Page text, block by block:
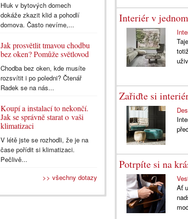
Interiér v
Zařiďte si
Potrpíte si na
Ať
Hluk v bytových domech
dokáže zkazit klid a pohodlí
domova. Často nevíme,...
Jak prosvětlit tmavou chodbu
bez oken? Pomůže světlovod
Chodba bez oken, kde musíte
rozsvítit i po poledni? Čtenář
Radek se na nás...
Koupí a instalací to nekončí.
Jak se správně starat o vaši
klimatizaci
V létě jste se rozhodli, že je na
čase pořídit si klimatizaci.
Pečlivě...
>> všechny dotazy